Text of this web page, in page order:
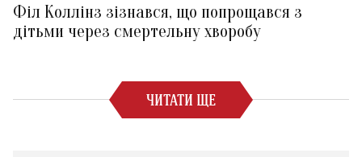
Філ Коллінз зізнався, що попрощався з
дітьми через смертельну хворобу
ЧИТАТИ ЩЕ